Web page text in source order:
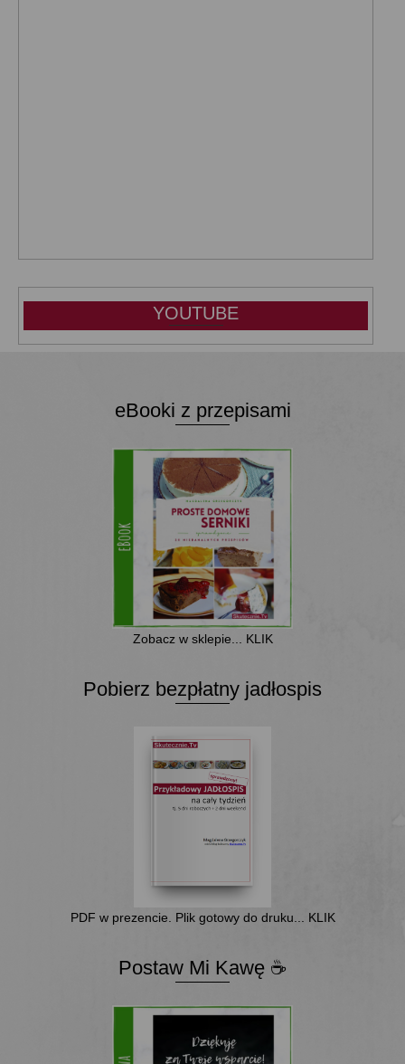
YOUTUBE
eBooki z przepisami
Zobacz w sklepie... KLIK
Pobierz bezpłatny jadłospis
PDF w prezencie. Plik gotowy do druku... KLIK
Postaw Mi Kawę ☕